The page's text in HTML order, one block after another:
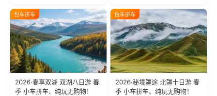
绝美瞬间。 赛湖坦克300跟车视
频：专业摄影师...
瓦人最大村落——禾木村，欣赏
晨雾与小木...
包车拼车
2026·春享双湖 双湖八日游 春
季 小车拼车、纯玩无购物！
包车拼车
2026·秘境疆途 北疆十日游 春
季 小车拼车、纯玩无购物！